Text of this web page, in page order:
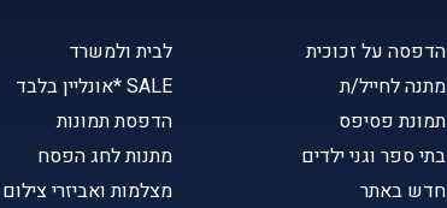
הדפסה על זכוכית
מתנה לחייל/ת
תמונת פסיפס
בתי ספר וגני ילדים
חדש באתר
לבית ולמשרד
SALE *אונליין בלבד
הדפסת תמונות
מתנות לחג הפסח
מצלמות ואביזרי צילום